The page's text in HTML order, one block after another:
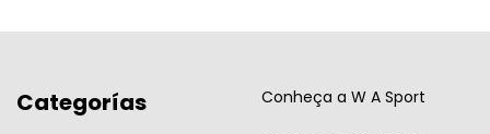
Categorías Conheça a W A Sport